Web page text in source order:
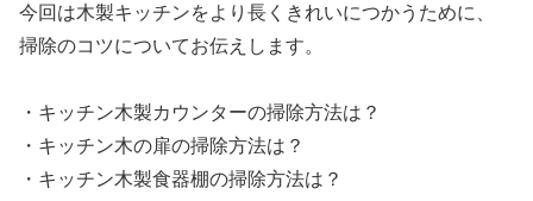
今回は木製キッチンをより長くきれいにつかうために、
掃除のコツについてお伝えします。
・キッチン木製カウンターの掃除方法は？
・キッチン木の扉の掃除方法は？
・キッチン木製食器棚の掃除方法は？